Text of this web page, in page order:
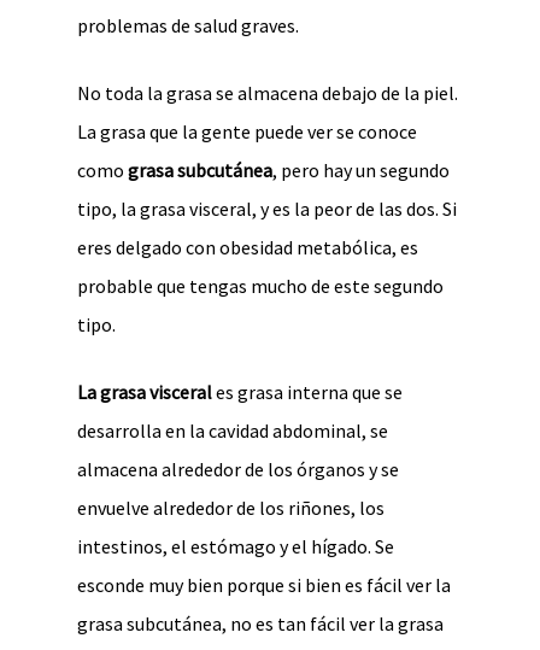
problemas de salud graves.
No toda la grasa se almacena debajo de la piel.
La grasa que la gente puede ver se conoce
como grasa subcutánea, pero hay un segundo
tipo, la grasa visceral, y es la peor de las dos. Si
eres delgado con obesidad metabólica, es
probable que tengas mucho de este segundo
tipo.
La grasa viscerales grasa interna que se
desarrolla en la cavidad abdominal, se
almacena alrededor de los órganos y se
envuelve alrededor de los riñones, los
intestinos, el estómago y el hígado. Se
esconde muy bien porque si bien es fácil ver la
grasa subcutánea, no es tan fácil ver la grasa